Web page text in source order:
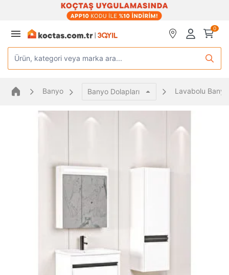
0
Ürün, kategori veya marka ara...
Banyo Banyo Dolapları Lavabolu Banyo